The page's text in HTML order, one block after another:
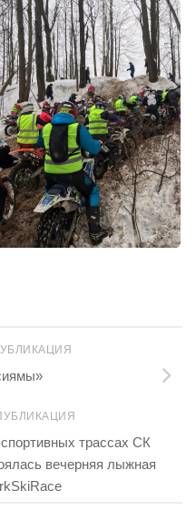
трассах СК
вечерняя лыжная